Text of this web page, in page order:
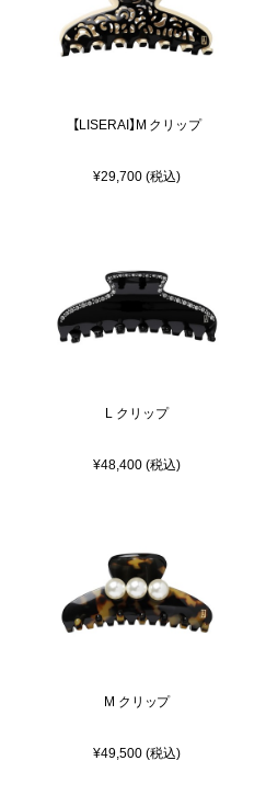
【LISERAI】M クリップ
¥29,700 (税込)
L クリップ
¥48,400 (税込)
M クリップ
¥49,500 (税込)